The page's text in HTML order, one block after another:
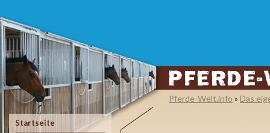
Startseite
Pferde-Welt.info » Das